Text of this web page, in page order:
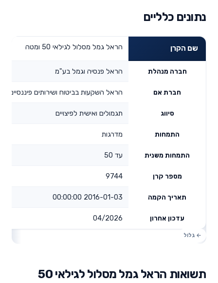
נתונים כלליים
שם הקרן הראל גמל מסלול לגילאי 50 ומטה
חברה מנהלת הראל פנסיה וגמל בע"מ
חברת אם הראל השקעות בביטוח ושירותים פיננסיים
סיווג תגמולים ואישית לפיצויים
התמחות מדרגות
התמחות משנית עד 50
מספר קרן 9744
תאריך הקמה 2016-01-03 00:00:00
עדכון אחרון 04/2026
תשואות הראל גמל מסלול לגילאי 50